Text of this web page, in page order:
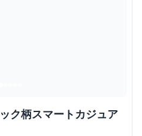
ク柄スマートカジュア